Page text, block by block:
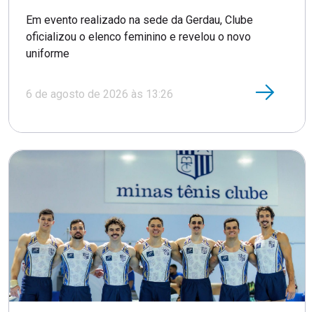
Em evento realizado na sede da Gerdau, Clube
oficializou o elenco feminino e revelou o novo
uniforme
6 de agosto de 2026 às 13:26